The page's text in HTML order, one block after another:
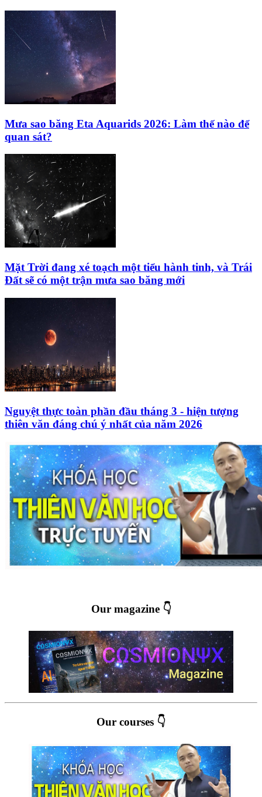
Mưa sao băng Eta Aquarids 2026: Làm thế nào để
quan sát?
Mặt Trời đang xé toạch một tiểu hành tinh, và Trái
Đất sẽ có một trận mưa sao băng mới
Nguyệt thực toàn phần đầu tháng 3 - hiện tượng
thiên văn đáng chú ý nhất của năm 2026
Our magazine 👇
Our courses 👇